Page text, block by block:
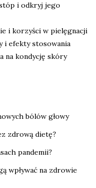
i odkryj jego
i korzyści w pielęgnacji
i efekty stosowania
na kondycję skóry
bólów głowy
zdrową dietę?
pandemii?
wpływać na zdrowie